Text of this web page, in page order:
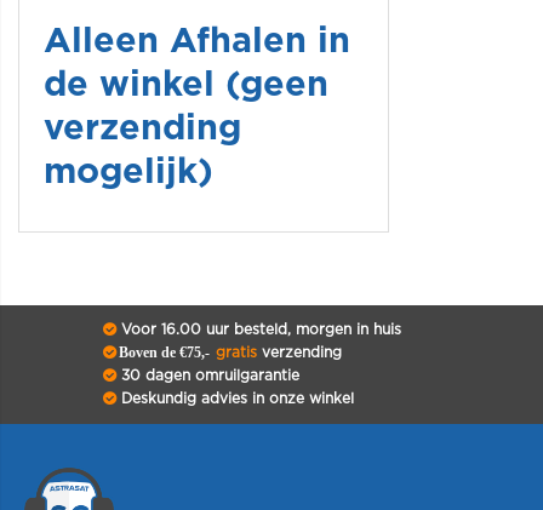
Alleen Afhalen in
de winkel (geen
verzending
mogelijk)
Voor 16.00 uur besteld, morgen in huis
Boven de €75,- gratisverzending
30 dagen omruilgarantie
Deskundig advies in onze winkel